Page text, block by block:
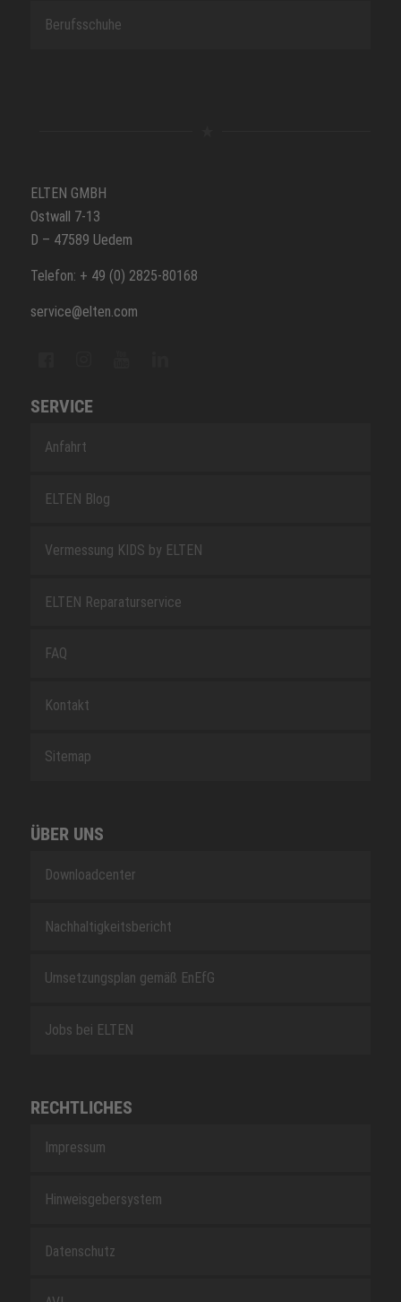
Berufsschuhe
ELTEN GMBH
Ostwall 7-13
D – 47589 Uedem
Telefon: + 49 (0) 2825-80168
service@elten.com
SERVICE
Anfahrt
ELTEN Blog
Vermessung KIDS by ELTEN
ELTEN Reparaturservice
FAQ
Kontakt
Sitemap
ÜBER UNS
Downloadcenter
Nachhaltigkeitsbericht
Umsetzungsplan gemäß EnEfG
Jobs bei ELTEN
RECHTLICHES
Impressum
Hinweisgebersystem
Datenschutz